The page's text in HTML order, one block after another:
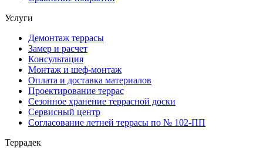
Услуги
Демонтаж террасы
Замер и расчет
Консультация
Монтаж и шеф-монтаж
Оплата и доставка материалов
Проектирование террас
Сезонное хранение террасной доски
Сервисный центр
Согласование летней террасы по № 102-ПП
Террадек